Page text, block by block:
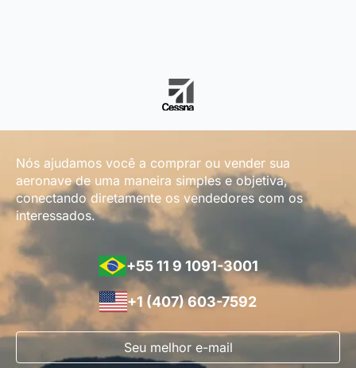
Nós ajudamos você a comprar ou vender sua
aeronave de uma maneira simples e objetiva,
conectando diretamente os vendedores com os
interessados.
+55 11 9 1091-3001
+1 (407) 603-7592